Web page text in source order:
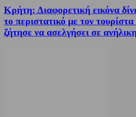
Κρήτη: Διαφορετική εικόνα
το περιστατικό με τον
ζήτησε να ασελγήσει σε ανήλικη